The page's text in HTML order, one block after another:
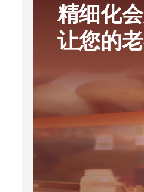
精细化
让您的